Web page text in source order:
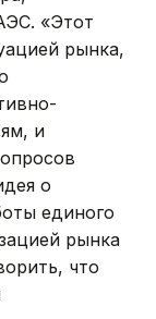
«Этот
рынка,
и
о
единого
рынка
что